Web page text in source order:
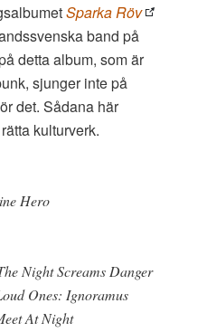
Sparka Röv
band på
detta album, som är
sjunger inte på
det. Sådana här
kulturverk.
Hero
Night Screams Danger
Ones: Ignoramus
At Night